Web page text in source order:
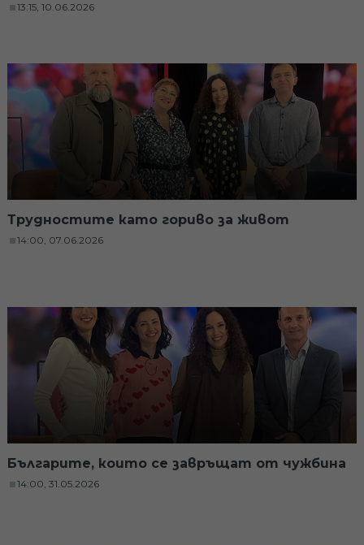
13:15, 10.06.2026
Трудностите като гориво за живот
14:00, 07.06.2026
Българите, които се завръщат от чужбина
14:00, 31.05.2026